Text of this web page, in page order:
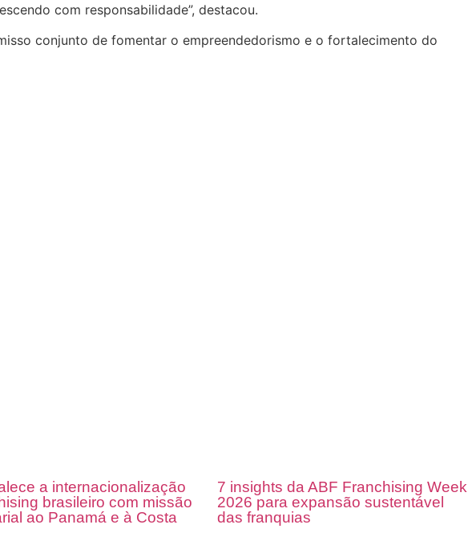
com responsabilidade”, destacou.
conjunto de fomentar o empreendedorismo e o fortalecimento do
a internacionalização
brasileiro com missão
ao Panamá e à Costa
7 insights da ABF Franchising Week
2026 para expansão sustentável
das franquias